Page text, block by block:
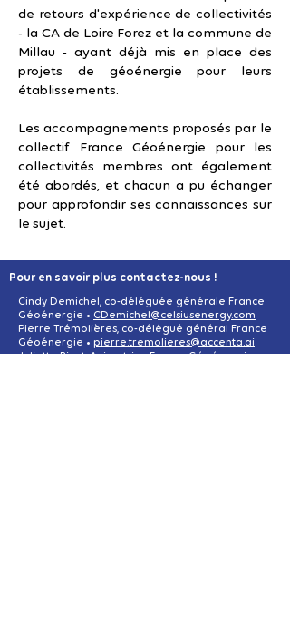
de retours d'expérience de collectivités
- la CA de Loire Forez et la commune de
Millau - ayant déjà mis en place des
projets de géoénergie pour leurs
établissements.
Les accompagnements proposés par le
collectif France Géoénergie pour les
collectivités membres ont également
été abordés, et chacun a pu échanger
pour approfondir ses connaissances sur
le sujet.
Pour en savoir plus contactez-nous !
Cindy Demichel, co-déléguée générale France
Géoénergie • CDemichel@celsiusenergy.com
Pierre Trémolières, co-délégué général France
Géoénergie • pierre.tremolieres@accenta.ai
Juliette Bizot, Animatrice France Géoénergie